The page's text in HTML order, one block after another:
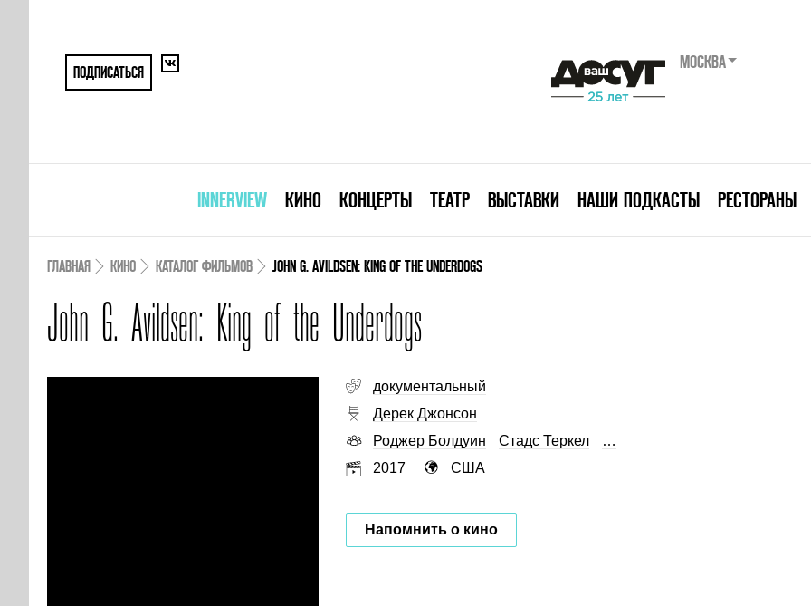
ПОДПИСАТЬСЯ
МОСКВА
INNERVIEW КИНО КОНЦЕРТЫ ТЕАТР ВЫСТАВКИ НАШИ ПОДКАСТЫ РЕСТОРАНЫ
ГЛАВНАЯ КИНО КАТАЛОГ ФИЛЬМОВ JOHN G. AVILDSEN: KING OF THE UNDERDOGS
John G. Avildsen: King of the Underdogs
документальный
Дерек Джонсон
Роджер Болдуин
Стадс Теркел
…
2017
США
Напомнить о кино